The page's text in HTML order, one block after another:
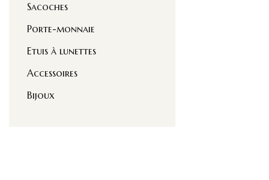
Sacoches
Porte-monnaie
Etuis à lunettes
Accessoires
Bijoux